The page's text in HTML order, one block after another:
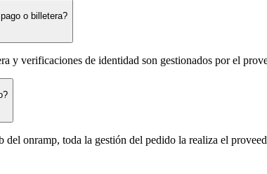
o billetera?
y verificaciones de identidad son gestionados por el
onramp, toda la gestión del pedido la realiza el